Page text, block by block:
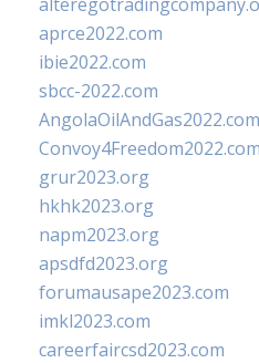
aprce2022.com
ibie2022.com
sbcc-2022.com
AngolaOilAndGas2022.com
Convoy4Freedom2022.com
grur2023.org
hkhk2023.org
napm2023.org
apsdfd2023.org
forumausape2023.com
imkl2023.com
careerfaircsd2023.com